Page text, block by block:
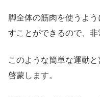
脚全体の筋肉を使うよ
すことができるので、非
このような簡単な運動
啓蒙します。